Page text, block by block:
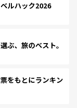
ルハック2026
、旅のベスト。
をもとにランキン